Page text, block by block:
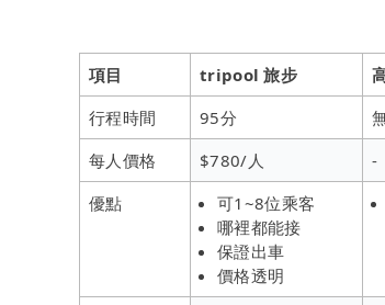
項目 tripool 旅步
行程時間
95分
每人價格
$780/人 -
優點
可1~8位乘客
哪裡都能接
保證出車
價格透明